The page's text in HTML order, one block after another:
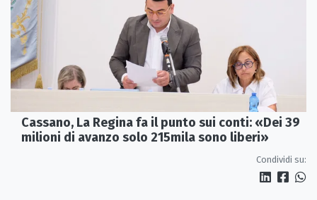
Cassano, La Regina fa il punto sui conti: «Dei 39
milioni di avanzo solo 215mila sono liberi»
Condividi su: